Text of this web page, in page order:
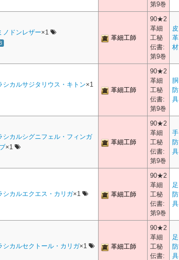
第9巻
ノドンレザー×1
革細工師
90★2
革細
工秘
伝書:
第9巻
皮
革
材
シカルサジタリウス・キトン×1
革細工師
90★2
革細
工秘
伝書:
第9巻
胴
防
具
シカルシグニフェル・フィンガ
×1
革細工師
90★2
革細
工秘
伝書:
第9巻
手
防
具
シカルエクエス・カリガ×1 革細工師
90★2
革細
工秘
伝書:
第9巻
足
防
具
シカルセクトール・カリガ×1 革細工師
90★2
革細
工秘
伝書:
足
防
具